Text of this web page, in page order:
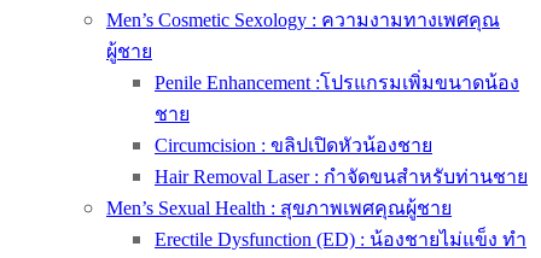
Men’s Cosmetic Sexology : ความงามทางเพศคุณ
ผู้ชาย
Penile Enhancement :โปรแกรมเพิ่มขนาดน้อง
ชาย
Circumcision : ขลิปเปิดหัวน้องชาย
Hair Removal Laser : กำจัดขนสำหรับท่านชาย
Men’s Sexual Health : สุขภาพเพศคุณผู้ชาย
Erectile Dysfunction (ED) : น้องชายไม่แข็ง ทำ